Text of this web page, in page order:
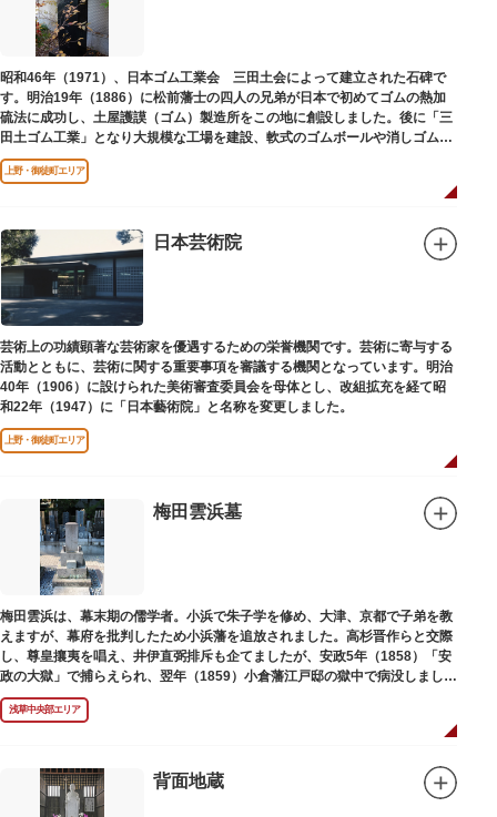
昭和46年（1971）、日本ゴム工業会 三田土会によって建立された石碑で
す。明治19年（1886）に松前藩士の四人の兄弟が日本で初めてゴムの熱加
硫法に成功し、土屋護謨（ゴム）製造所をこの地に創設しました。後に「三
田土ゴム工業」となり大規模な工場を建設、軟式のゴムボールや消しゴムな
ど新しいゴム製品を次々に開発しました。
上野・御徒町エリア
日本芸術院
芸術上の功績顕著な芸術家を優遇するための栄誉機関です。芸術に寄与する
活動とともに、芸術に関する重要事項を審議する機関となっています。明治
40年（1906）に設けられた美術審査委員会を母体とし、改組拡充を経て昭
和22年（1947）に「日本藝術院」と名称を変更しました。
上野・御徒町エリア
梅田雲浜墓
梅田雲浜は、幕末期の儒学者。小浜で朱子学を修め、大津、京都で子弟を教
えますが、幕府を批判したため小浜藩を追放されました。高杉晋作らと交際
し、尊皇攘夷を唱え、井伊直弼排斥も企てましたが、安政5年（1858）「安
政の大獄」で捕らえられ、翌年（1859）小倉藩江戸邸の獄中で病没しまし
た。お墓は海禅寺（かいぜんじ）にあります。
浅草中央部エリア
背面地蔵